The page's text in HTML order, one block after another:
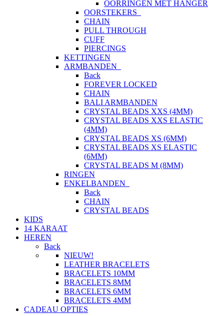
OORRINGEN MET HANGER
OORSTEKERS
CHAIN
PULL THROUGH
CUFF
PIERCINGS
KETTINGEN
ARMBANDEN
Back
FOREVER LOCKED
CHAIN
BALI ARMBANDEN
CRYSTAL BEADS XXS (4MM)
CRYSTAL BEADS XXS ELASTIC
(4MM)
CRYSTAL BEADS XS (6MM)
CRYSTAL BEADS XS ELASTIC
(6MM)
CRYSTAL BEADS M (8MM)
RINGEN
ENKELBANDEN
Back
CHAIN
CRYSTAL BEADS
KIDS
14 KARAAT
HEREN
Back
NIEUW!
LEATHER BRACELETS
BRACELETS 10MM
BRACELETS 8MM
BRACELETS 6MM
BRACELETS 4MM
CADEAU OPTIES